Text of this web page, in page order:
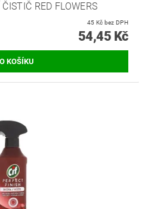
RED FLOWERS
45 Kč bez DPH
54,45 Kč